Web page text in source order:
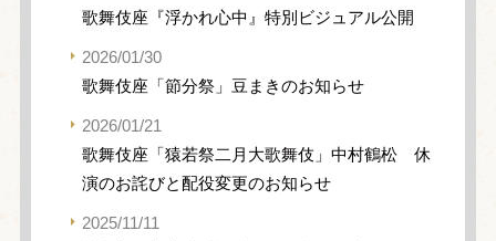
歌舞伎座『浮かれ心中』特別ビジュアル公開
2026/01/30
歌舞伎座「節分祭」豆まきのお知らせ
2026/01/21
歌舞伎座「猿若祭二月大歌舞伎」中村鶴松 休
演のお詫びと配役変更のお知らせ
2025/11/11